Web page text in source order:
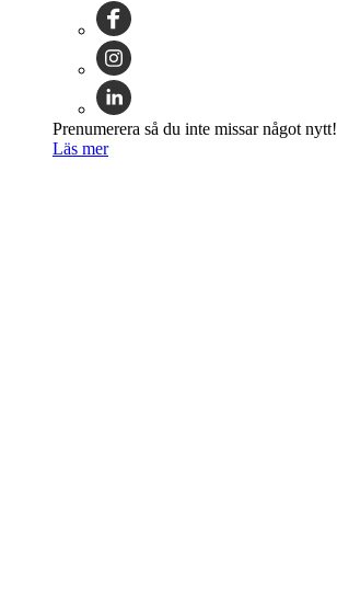
Prenumerera så du inte missar något nytt!
Läs mer